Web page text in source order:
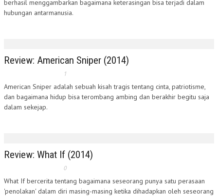
berhasil menggambarkan bagaimana keterasingan bisa terjadi dalam
hubungan antarmanusia.
Review: American Sniper (2014)
1
American Sniper adalah sebuah kisah tragis tentang cinta, patriotisme,
dan bagaimana hidup bisa terombang ambing dan berakhir begitu saja
dalam sekejap.
Review: What If (2014)
0
What If bercerita tentang bagaimana seseorang punya satu perasaan
'penolakan' dalam diri masing-masing ketika dihadapkan oleh seseorang